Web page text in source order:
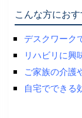
こんな方におす
デスクワーク
リハビリに興
ご家族の介護
自宅でできる